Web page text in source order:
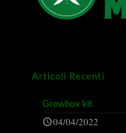
Articoli Recenti
Growbox kit
04/04/2022